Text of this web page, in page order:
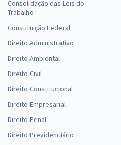
Consolidação das Leis do
Trabalho
Constituição Federal
Direito Administrativo
Direito Ambiental
Direito Civil
Direito Constitucional
Direito Empresarial
Direito Penal
Direito Previdenciário